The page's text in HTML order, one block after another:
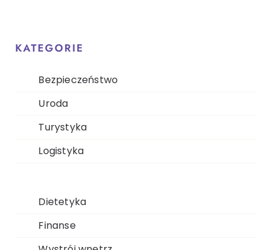
KATEGORIE
Bezpieczeństwo
Uroda
Turystyka
Logistyka
Dietetyka
Finanse